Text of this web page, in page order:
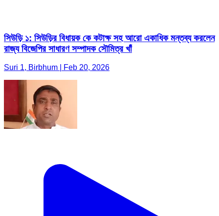
সিউড়ি ১: সিউড়ির বিধায়ক কে কটাক্ষ সহ আরো একাধিক মন্তব্য করলেন
রাজ্য বিজেপির সাধারণ সম্পাদক সৌমিত্র খাঁ
Suri 1, Birbhum | Feb 20, 2026